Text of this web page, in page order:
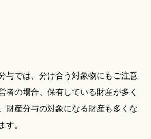
与では、分け合う対象物にもご注意
者の場合、保有している財産が多く
財産分与の対象になる財産も多くな
。